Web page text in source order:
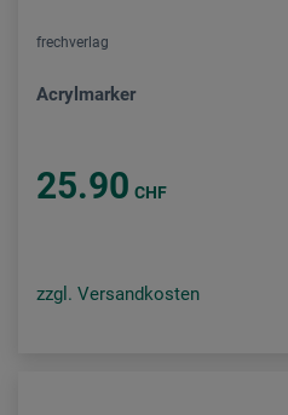
frechverlag
Acrylmarker
25.90 CHF
zzgl. Versandkosten